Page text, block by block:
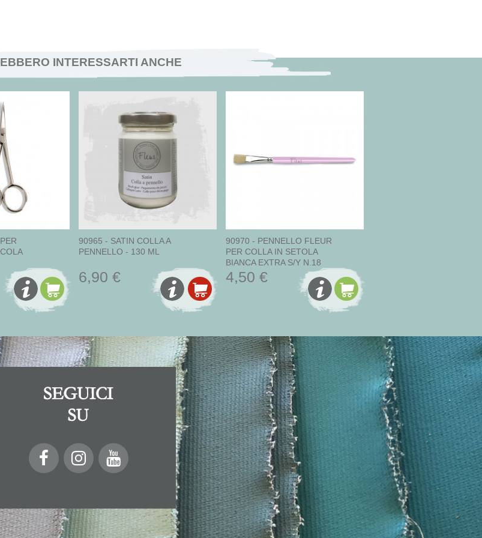
INTERESSARTI ANCHE
90965 - SATIN COLLA A
PENNELLO - 130 ML
6,90 €
90970 - PENNELLO FLEUR
PER COLLA IN SETOLA
BIANCA EXTRA S/Y N.18
4,50 €